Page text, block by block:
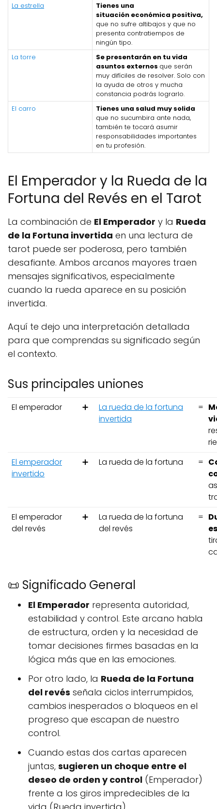
La estrella
Tienes una
situación económica positiva,
que no sufre altibajos y que no
presenta contratiempos de
ningún tipo.
La torre
Se presentarán en tu vida
asuntos externos que serán
muy difíciles de resolver. Solo con
la ayuda de otros y mucha
constancia podrás lograrlo.
El carro
Tienes una salud muy solida
que no sucumbira ante nada,
también te tocará asumir
responsabilidades importantes
en tu profesión.
El Emperador y la Rueda de la
Fortuna del Revés en el Tarot
La combinación de El Emperador y la Rueda
de la Fortuna invertida en una lectura de
tarot puede ser poderosa, pero también
desafiante. Ambos arcanos mayores traen
mensajes significativos, especialmente
cuando la rueda aparece en su posición
invertida.
Aquí te dejo una interpretación detallada
para que comprendas su significado según
el contexto.
Sus principales uniones
El emperador ➕
La rueda de la fortuna
invertida
=
El emperador
invertido
➕ La rueda de la fortuna =
El emperador
del revés
➕
La rueda de la fortuna
del revés
=
📜 Significado General
El Emperador representa autoridad,
estabilidad y control. Este arcano habla
de estructura, orden y la necesidad de
tomar decisiones firmes basadas en la
lógica más que en las emociones.
Por otro lado, la Rueda de la Fortuna
del revés señala ciclos interrumpidos,
cambios inesperados o bloqueos en el
progreso que escapan de nuestro
control.
Cuando estas dos cartas aparecen
juntas, sugieren un choque entre el
deseo de orden y control (Emperador)
frente a los giros impredecibles de la